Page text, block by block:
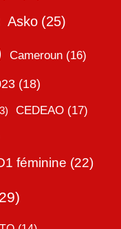
Asko (25)
Cameroun (16)
(18)
CEDEAO (17)
féminine (22)